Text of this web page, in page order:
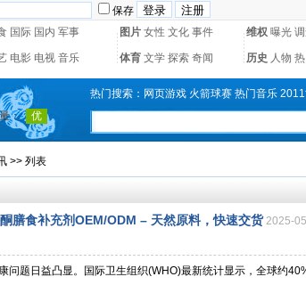
保存
国际 国内 军事 图片 女性 文化 事件 维权 曝光
电影 电视 音乐 体育 文学 探索 奇闻 历史 人物
热门搜索： 网页游戏 火箭球赛 热门音乐
>> 列表
膳食补充剂OEM/ODM – 天然原料，快速交货‌ 2025-
问题日益凸显。国际卫生组织(WHO)最新统计显示，全球约